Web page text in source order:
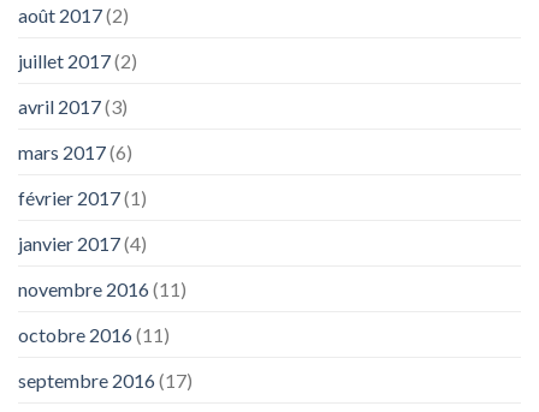
août 2017(2)
juillet 2017(2)
avril 2017(3)
mars 2017(6)
février 2017(1)
janvier 2017(4)
novembre 2016(11)
octobre 2016(11)
septembre 2016(17)